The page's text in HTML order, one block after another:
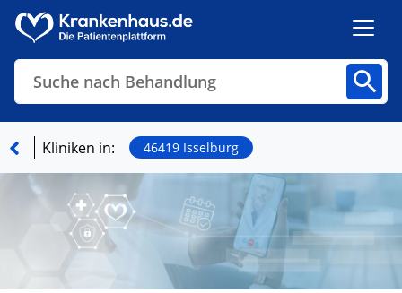
Suche nach Behandlung
Finden
Kliniken in: 46419 Isselburg